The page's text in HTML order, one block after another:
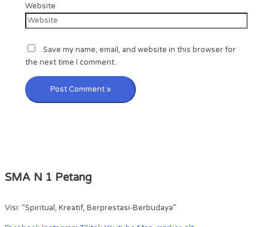
Website
Save my name, email, and website in this browser for
the next time I comment.
SMA N 1 Petang
Visi: “Spiritual, Kreatif, Berprestasi-Berbudaya”